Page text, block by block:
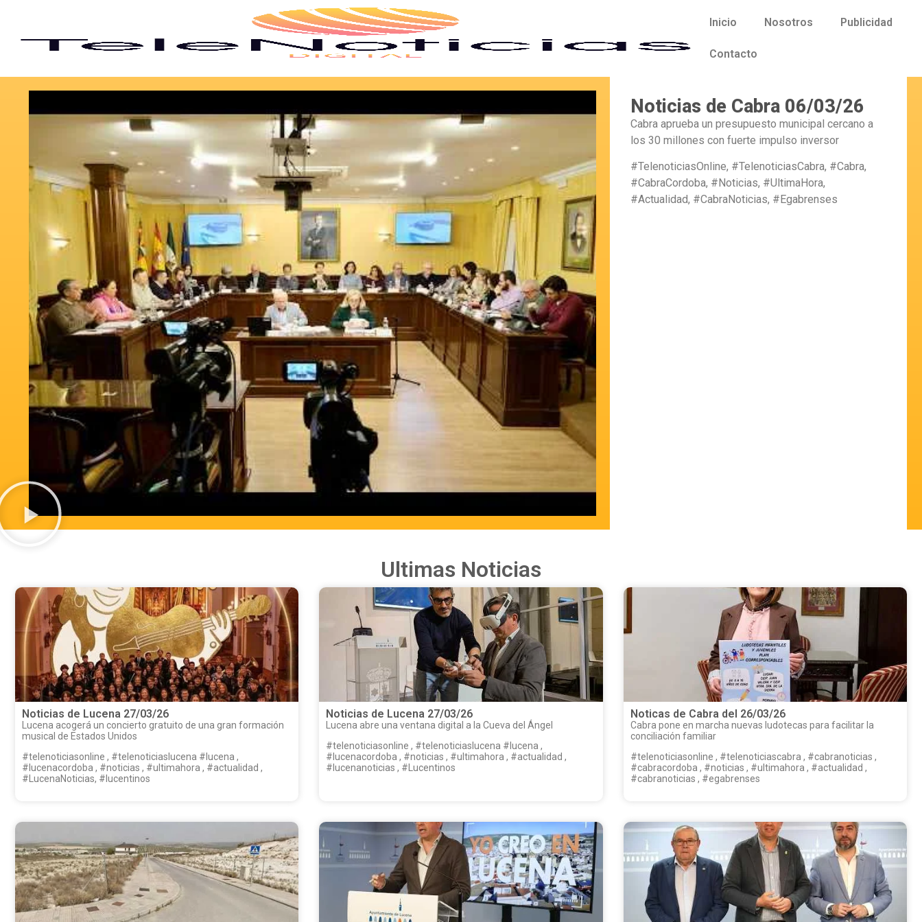
Inicio Nosotros Publicidad
Contacto
Noticias de Cabra 06/03/26
Cabra aprueba un presupuesto municipal cercano a
los 30 millones con fuerte impulso inversor
#TelenoticiasOnline, #TelenoticiasCabra, #Cabra,
#CabraCordoba, #Noticias, #UltimaHora,
#Actualidad, #CabraNoticias, #Egabrenses
Ultimas Noticias
Noticias de Lucena 27/03/26
Lucena acogerá un concierto gratuito de una gran formación
musical de Estados Unidos
#telenoticiasonline , #telenoticiaslucena #lucena ,
#lucenacordoba , #noticias , #ultimahora , #actualidad ,
#LucenaNoticias, #lucentinos
Noticias de Lucena 27/03/26
Lucena abre una ventana digital a la Cueva del Ángel
#telenoticiasonline , #telenoticiaslucena #lucena ,
#lucenacordoba , #noticias , #ultimahora , #actualidad ,
#lucenanoticias , #Lucentinos
Noticas de Cabra del 26/03/26
Cabra pone en marcha nuevas ludotecas para facilitar la
conciliación familiar
#telenoticiasonline , #telenoticiascabra , #cabranoticias ,
#cabracordoba , #noticias , #ultimahora , #actualidad ,
#cabranoticias , #egabrenses